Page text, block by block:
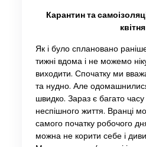
Карантин та
квітня
Як і було сплановано
тижні вдома і не можемо
виходити. Спочатку ми
та нудно. Але
швидко. Зараз є багато
неспішного життя. Вранці
самого початку робочого
можна не корити себе і